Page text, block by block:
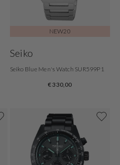
NEW20
Seiko
Seiko Blue Men's Watch SUR599P1
€ 330,00